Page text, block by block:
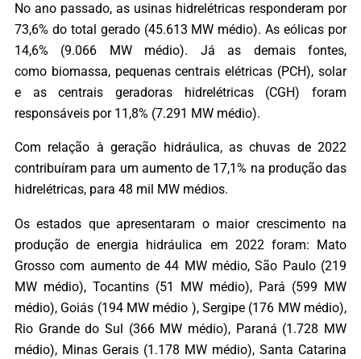
No ano passado, as usinas hidrelétricas responderam por
73,6% do total gerado (45.613 MW médio). As eólicas por
14,6% (9.066 MW médio). Já as demais fontes,
como biomassa, pequenas centrais elétricas (PCH), solar
e as centrais geradoras hidrelétricas (CGH) foram
responsáveis por 11,8% (7.291 MW médio).
Com relação à geração hidráulica, as chuvas de 2022
contribuíram para um aumento de 17,1% na produção das
hidrelétricas, para 48 mil MW médios.
Os estados que apresentaram o maior crescimento na
produção de energia hidráulica em 2022 foram: Mato
Grosso com aumento de 44 MW médio, São Paulo (219
MW médio), Tocantins (51 MW médio), Pará (599 MW
médio), Goiás (194 MW médio ), Sergipe (176 MW médio),
Rio Grande do Sul (366 MW médio), Paraná (1.728 MW
médio), Minas Gerais (1.178 MW médio), Santa Catarina